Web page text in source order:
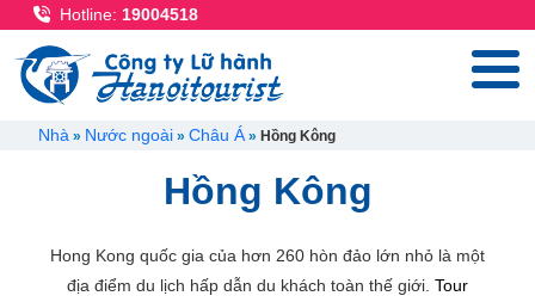
Hotline: 19004518
Breadcrumb
Nhà Nước ngoài Châu Á Hồng Kông
Hồng Kông
Hong Kong quốc gia của hơn 260 hòn đảo lớn nhỏ là một
địa điểm du lịch hấp dẫn du khách toàn thế giới. Tour